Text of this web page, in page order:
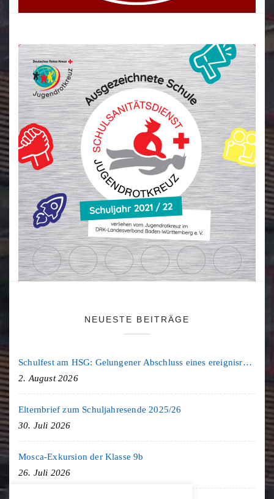
NEUESTE BEITRÄGE
Schulfest am HSG: Gelungener Abschluss eines ereignisreichen Schuljahres
2. August 2026
Elternbrief zum Schuljahresende 2025/26
30. Juli 2026
Mosca-Exkursion der Klasse 9b
26. Juli 2026